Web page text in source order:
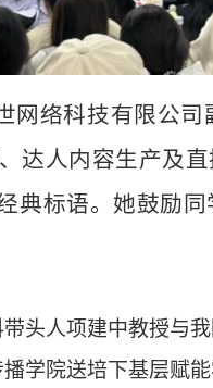
网络科技有限公司
达人内容生产及
典标语。她鼓励
头人项建中教授与
学院送培下基层赋